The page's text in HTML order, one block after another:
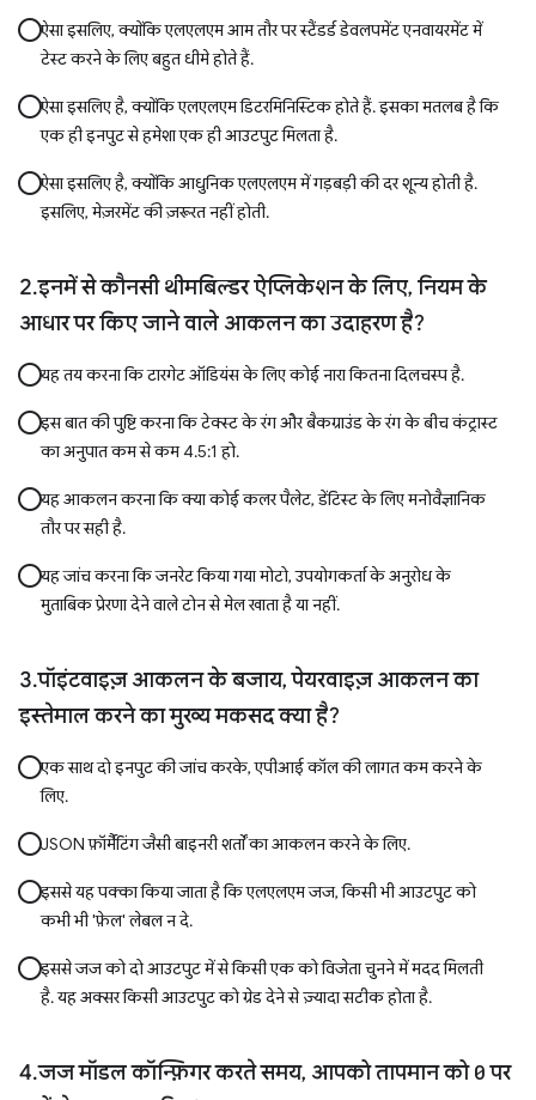
ऐसा इसलिए, क्योंकि एलएलएम आम तौर पर स्टैंडर्ड डेवलपमेंट एनवायरमेंट में
टेस्ट करने के लिए बहुत धीमे होते हैं.
ऐसा इसलिए है, क्योंकि एलएलएम डिटरमिनिस्टिक होते हैं. इसका मतलब है कि
एक ही इनपुट से हमेशा एक ही आउटपुट मिलता है.
ऐसा इसलिए है, क्योंकि आधुनिक एलएलएम में गड़बड़ी की दर शून्य होती है.
इसलिए, मेज़रमेंट की ज़रूरत नहीं होती.
इनमें से कौनसी थीमबिल्डर ऐप्लिकेशन के लिए, नियम के
आधार पर किए जाने वाले आकलन का उदाहरण है?
यह तय करना कि टारगेट ऑडियंस के लिए कोई नारा कितना दिलचस्प है.
इस बात की पुष्टि करना कि टेक्स्ट के रंग और बैकग्राउंड के रंग के बीच कंट्रास्ट
का अनुपात कम से कम 4.5:1 हो.
यह आकलन करना कि क्या कोई कलर पैलेट, डेंटिस्ट के लिए मनोवैज्ञानिक
तौर पर सही है.
यह जांच करना कि जनरेट किया गया मोटो, उपयोगकर्ता के अनुरोध के
मुताबिक प्रेरणा देने वाले टोन से मेल खाता है या नहीं.
पॉइंटवाइज़ आकलन के बजाय, पेयरवाइज़ आकलन का
इस्तेमाल करने का मुख्य मकसद क्या है?
एक साथ दो इनपुट की जांच करके, एपीआई कॉल की लागत कम करने के
लिए.
JSON फ़ॉर्मैटिंग जैसी बाइनरी शर्तों का आकलन करने के लिए.
इससे यह पक्का किया जाता है कि एलएलएम जज, किसी भी आउटपुट को
कभी भी 'फ़ेल' लेबल न दे.
इससे जज को दो आउटपुट में से किसी एक को विजेता चुनने में मदद मिलती
है. यह अक्सर किसी आउटपुट को ग्रेड देने से ज़्यादा सटीक होता है.
जज मॉडल कॉन्फ़िगर करते समय, आपको तापमान को0पर